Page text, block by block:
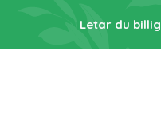
Letar du